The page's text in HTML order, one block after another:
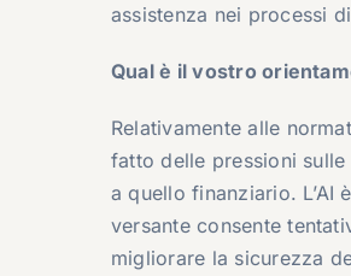
assistenza nei processi
Qual è il vostro
Relativamente alle
fatto delle pressioni
a quello finanziario. L’AI
versante consente
migliorare la sicurezza